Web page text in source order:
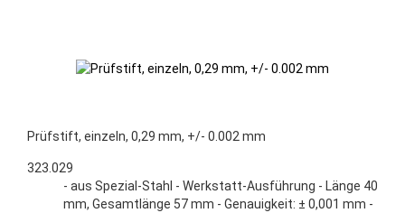
Prüfstift, einzeln, 0,29 mm, +/- 0.002 mm
323.029
- aus Spezial-Stahl - Werkstatt-Ausführung - Länge 40
mm, Gesamtlänge 57 mm - Genauigkeit: ± 0,001 mm -